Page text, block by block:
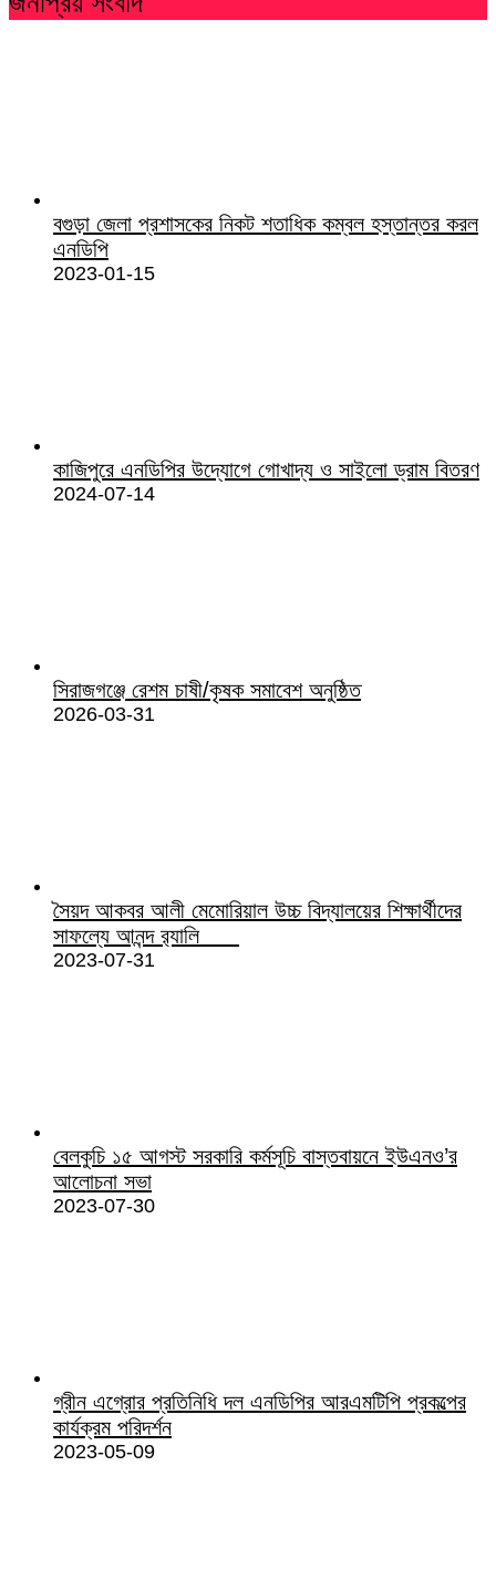
বগুড়া জেলা প্রশাসকের নিকট শতাধিক কম্বল হস্তান্তর করল
এনডিপি
2023-01-15
কাজিপুরে এনডিপির উদ্যোগে গোখাদ্য ও সাইলো ড্রাম বিতরণ
2024-07-14
সিরাজগঞ্জে রেশম চাষী/কৃষক সমাবেশ অনুষ্ঠিত
2026-03-31
সৈয়দ আকবর আলী মেমোরিয়াল উচ্চ বিদ্যালয়ের শিক্ষার্থীদের
সাফল্যে আনন্দ র‌্যালি
2023-07-31
বেলকুচি ১৫ আগস্ট সরকারি কর্মসূচি বাস্তবায়নে ইউএনও’র
আলোচনা সভা
2023-07-30
গ্রীন এগ্রোর প্রতিনিধি দল এনডিপির আরএমটিপি প্রকল্পের
কার্যক্রম পরিদর্শন
2023-05-09